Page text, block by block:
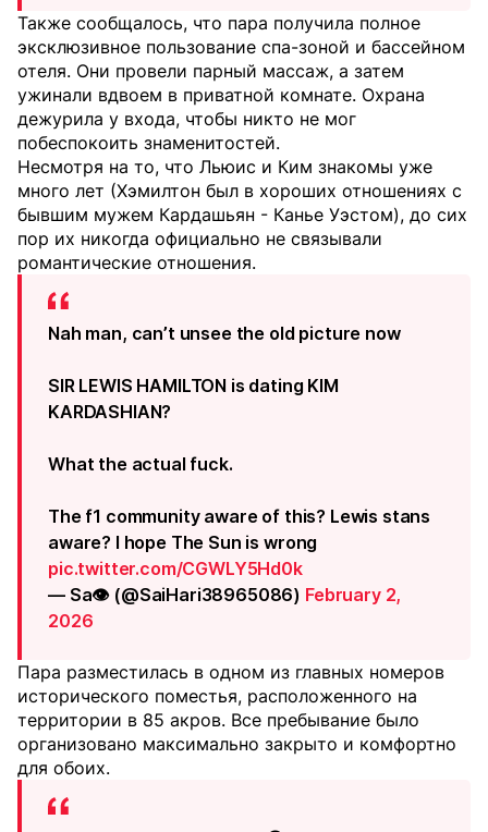
Также сообщалось, что пара получила полное
эксклюзивное пользование спа-зоной и бассейном
отеля. Они провели парный массаж, а затем
ужинали вдвоем в приватной комнате. Охрана
дежурила у входа, чтобы никто не мог
побеспокоить знаменитостей.
Несмотря на то, что Льюис и Ким знакомы уже
много лет (Хэмилтон был в хороших отношениях с
бывшим мужем Кардашьян - Канье Уэстом), до сих
пор их никогда официально не связывали
романтические отношения.
Nah man, can’t unsee the old picture now
SIR LEWIS HAMILTON is dating KIM
KARDASHIAN?
What the actual fuck.
The f1 community aware of this? Lewis stans
aware? I hope The Sun is wrong
pic.twitter.com/CGWLY5Hd0k
— Sa👁️ (@SaiHari38965086) February 2,
2026
Пара разместилась в одном из главных номеров
исторического поместья, расположенного на
территории в 85 акров. Все пребывание было
организовано максимально закрыто и комфортно
для обоих.